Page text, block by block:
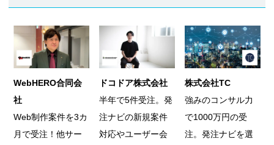
WebHERO合同会
社
Web制作案件を3カ
月で受注！他サー
ドコドア株式会社
半年で5件受注。発
注ナビの新規案件
対応やユーザー会
株式会社TC
強みのコンサル力
で1000万円の受
注。発注ナビを選